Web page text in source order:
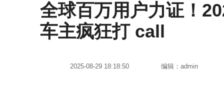
全球百万用户力证！
车主疯狂打 call
2025-08-29 18:18:50 编辑：admin